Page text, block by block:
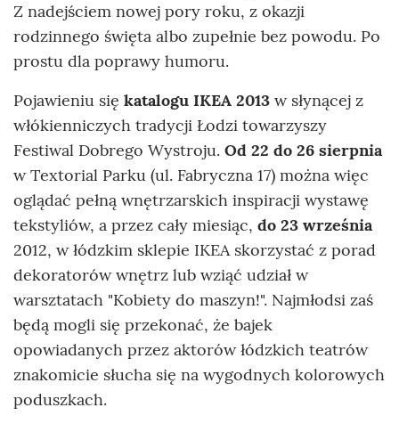
Z nadejściem nowej pory roku, z okazji
rodzinnego święta albo zupełnie bez powodu. Po
prostu dla poprawy humoru.
Pojawieniu się katalogu IKEA 2013 w słynącej z
włókienniczych tradycji Łodzi towarzyszy
Festiwal Dobrego Wystroju. Od 22 do 26 sierpnia
w Textorial Parku (ul. Fabryczna 17) można więc
oglądać pełną wnętrzarskich inspiracji wystawę
tekstyliów, a przez cały miesiąc, do 23 września
2012, w łódzkim sklepie IKEA skorzystać z porad
dekoratorów wnętrz lub wziąć udział w
warsztatach "Kobiety do maszyn!". Najmłodsi zaś
będą mogli się przekonać, że bajek
opowiadanych przez aktorów łódzkich teatrów
znakomicie słucha się na wygodnych kolorowych
poduszkach.